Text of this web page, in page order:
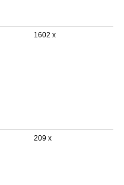
1602 x
209 x